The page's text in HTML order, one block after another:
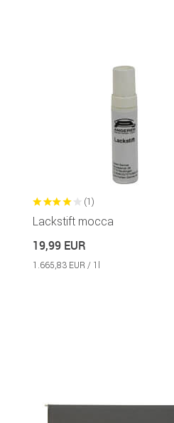
(1)
Lackstift mocca
19,99 EUR
1.665,83 EUR / 1l